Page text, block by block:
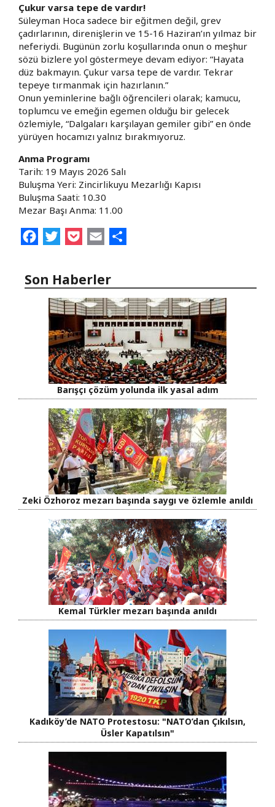
Çukur varsa tepe de vardır!
​Süleyman Hoca sadece bir eğitmen değil, grev
çadırlarının, direnişlerin ve 15-16 Haziran’ın yılmaz bir
neferiydi. Bugünün zorlu koşullarında onun o meşhur
sözü bizlere yol göstermeye devam ediyor: “Hayata
düz bakmayın. Çukur varsa tepe de vardır. Tekrar
tepeye tırmanmak için hazırlanın.”
​Onun yeminlerine bağlı öğrencileri olarak; kamucu,
toplumcu ve emeğin egemen olduğu bir gelecek
özlemiyle, “Dalgaları karşılayan gemiler gibi” en önde
yürüyen hocamızı yalnız bırakmıyoruz.
Anma Programı
​Tarih: 19 Mayıs 2026 Salı
​Buluşma Yeri: Zincirlikuyu Mezarlığı Kapısı
​Buluşma Saati: 10.30
​Mezar Başı Anma: 11.00
FacebookTwitterPocketEmail
Son Haberler
Barışçı çözüm yolunda ilk yasal adım
Zeki Özhoroz mezarı başında saygı ve özlemle anıldı
Kemal Türkler mezarı başında anıldı
Kadıköy’de NATO Protestosu: "NATO’dan Çıkılsın,
Üsler Kapatılsın"